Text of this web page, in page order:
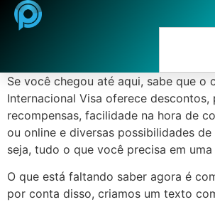
Se você chegou até aqui, sabe que o
Internacional Visa oferece descontos,
recompensas, facilidade na hora de
ou online e diversas possibilidades
seja, tudo o que você precisa em
O que está faltando saber agora é
por conta disso, criamos um texto